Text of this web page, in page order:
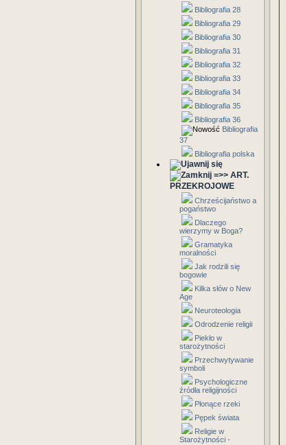
Bibliografia 28
Bibliografia 29
Bibliografia 30
Bibliografia 31
Bibliografia 32
Bibliografia 33
Bibliografia 34
Bibliografia 35
Bibliografia 36
Bibliografia
37
Bibliografia polska
=>> ART.
PRZEKROJOWE
Chrześcijaństwo a
pogaństwo
Dlaczego
wierzymy w Boga?
Gramatyka
moralności
Jak rodzili się
bogowie
Kilka słów o New
Age
Neuroteologia
Odrodzenie religii
Piekło w
starożytności
Przechwytywanie
symboli
Psychologiczne
źródła religijności
Płonące rzeki
Pępek świata
Religie w
Starożytności -